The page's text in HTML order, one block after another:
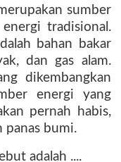
sumber
tradisional.
bahan bakar
dan gas alam.
dikembangkan
energi yang
pernah habis,
panas bumi.
adalah ....